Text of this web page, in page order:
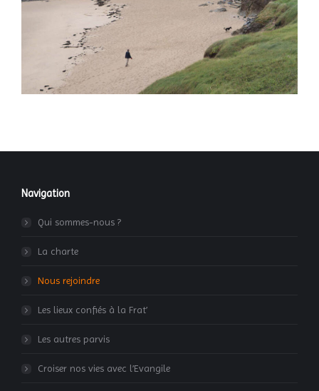
Navigation
Qui sommes-nous ?
La charte
Nous rejoindre
Les lieux confiés à la Frat’
Les autres parvis
Croiser nos vies avec l’Evangile